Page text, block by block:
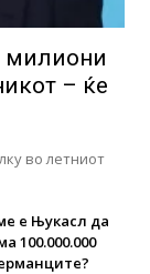
милиони
– ќе
во летниот
е Њукасл да
100.000.000